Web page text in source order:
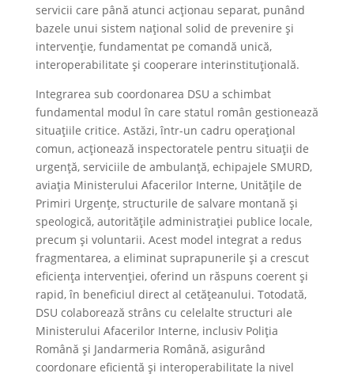
servicii care până atunci acționau separat, punând
bazele unui sistem național solid de prevenire și
intervenție, fundamentat pe comandă unică,
interoperabilitate și cooperare interinstituțională.
Integrarea sub coordonarea DSU a schimbat
fundamental modul în care statul român gestionează
situațiile critice. Astăzi, într-un cadru operațional
comun, acționează inspectoratele pentru situații de
urgență, serviciile de ambulanță, echipajele SMURD,
aviația Ministerului Afacerilor Interne, Unitățile de
Primiri Urgențe, structurile de salvare montană și
speologică, autoritățile administrației publice locale,
precum și voluntarii. Acest model integrat a redus
fragmentarea, a eliminat suprapunerile și a crescut
eficiența intervenției, oferind un răspuns coerent și
rapid, în beneficiul direct al cetățeanului. Totodată,
DSU colaborează strâns cu celelalte structuri ale
Ministerului Afacerilor Interne, inclusiv Poliția
Română și Jandarmeria Română, asigurând
coordonare eficientă și interoperabilitate la nivel